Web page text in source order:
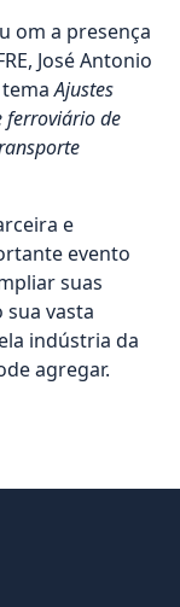
om a presença
José Antonio
temaAjustes
ferroviário de
e
evento
suas
vasta
indústria da
agregar.